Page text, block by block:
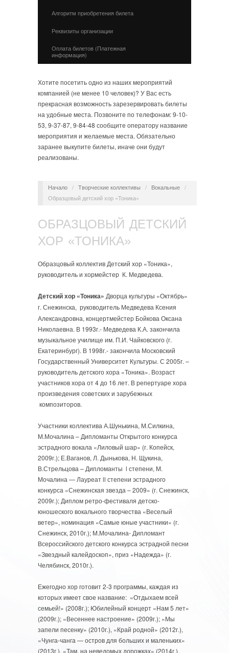
Алгоритм приобретения билета
Реквизиты организации
Оплата билетов (Платежная
информация)
Хотите посетить одно из наших мероприятий
компанией (не менее 10 человек)? У Вас есть
прекрасная возможность зарезервировать билеты
на удобные места. Позвоните по телефонам: 9-10-
53, 9-37-87, 9-84-48 сообщите оператору название
мероприятия и желаемые места. Обязательно
заранее выкупите билеты, иначе они будут
реализованы.
Начало / Творческие коллективы / Вокальные /
Образцовый детский хор «Тоника»
ОБРАЗЦОВЫЙ ДЕТСКИЙ
ХОР «ТОНИКА»
Образцовый коллектив Детский хор «Тоника»,
руководитель и хормейстер К. Медведева.
Детский хор «Тоника» Дворца культуры «Октябрь»
г. Снежинска, руководитель Медведева Ксения
Александровна, концертмейстер Бойкова Оксана
Николаевна. В 1993г.- Медведева К.А. закончила
музыкальное училище им. П.И. Чайковского (г.
Екатеринбург). В 1998г.- закончила Московский
Государственный Университет Культуры. С 2005г. –
руководитель детского хора «Тоника». Возраст
участников хора от 4 до 16 лет. В репертуаре хора
произведения советских и зарубежных
композиторов.
Участники коллектива А.Шунькина, М.Силкина,
М.Мочалина – Дипломанты Открытого конкурса
эстрадного вокала «Лиловый шар» (г. Копейск,
2009г.); Е.Ваганов, Л. Дынькова, Н. Щукина,
В.Стрельцова – Дипломанты l степени, М.
Мочалина — Лауреат ll степени эстрадного
конкурса «Снежинская звезда – 2009» (г. Снежинск,
2009г.); Диплом ретро-фестиваля детско-
юношеского вокального творчества «Веселый
ветер», номинация «Самые юные участники» (г.
Снежинск, 2010г.); М.Мочалина- Дипломант
Всероссийского детского конкурса эстрадной песни
«Звездный калейдоскоп», приз «Надежда» (г.
Челябинск, 2010г.).
Ежегодно хор готовит 2-3 программы, каждая из
которых имеет свое название: «Отдыхаем всей
семьей!» (2008г.); Юбилейный концерт «Нам 5 лет»
(2009г.); «Весеннее настроение» (2009г.); «Мы
запели песенку» (2010г.), «Край родной» (2012г.),
«Чунга-чанга — остров для больших и маленьких»
(2013г.), «Там, на неведомых дорожках» (2014г.),